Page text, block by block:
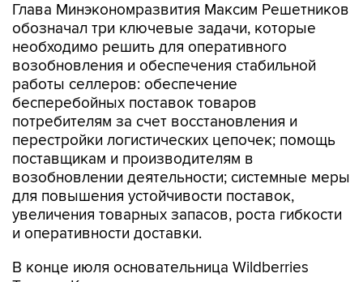
Глава Минэкономразвития Максим Решетников
обозначал три ключевые задачи, которые
необходимо решить для оперативного
возобновления и обеспечения стабильной
работы селлеров: обеспечение
бесперебойных поставок товаров
потребителям за счет восстановления и
перестройки логистических цепочек; помощь
поставщикам и производителям в
возобновлении деятельности; системные меры
для повышения устойчивости поставок,
увеличения товарных запасов, роста гибкости
и оперативности доставки.
В конце июля основательница Wildberries